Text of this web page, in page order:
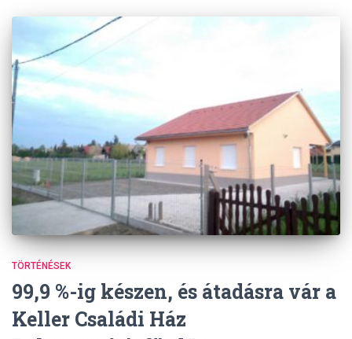
TÖRTÉNÉSEK
99,9 %-ig készen, és átadásra vár a
Keller Családi Ház